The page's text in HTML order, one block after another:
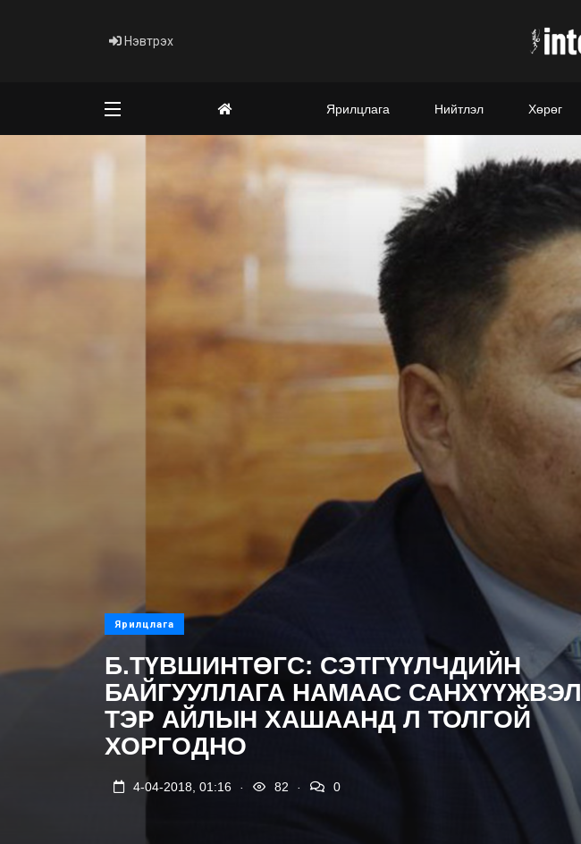
Нэвтрэх
Ярилцлага Нийтлэл Хөрөг
Ярилцлага
Б.ТҮВШИНТӨГС: СЭТГҮҮЛЧДИЙН
БАЙГУУЛЛАГА НАМААС САНХҮҮЖВЭЛ
ТЭР АЙЛЫН ХАШААНД Л ТОЛГОЙ
ХОРГОДНО
4-04-2018, 01:16 82 0